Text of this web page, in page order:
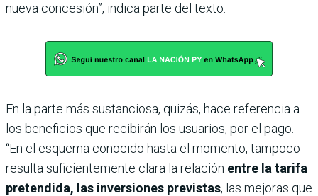
nueva concesión”, indica parte del texto.
En la parte más sustanciosa, quizás, hace referencia a
los beneficios que recibirán los usuarios, por el pago.
“En el esquema conocido hasta el momento, tampoco
resulta suficientemente clara la relación entre la tarifa
pretendida, las inversiones previstas, las mejoras que